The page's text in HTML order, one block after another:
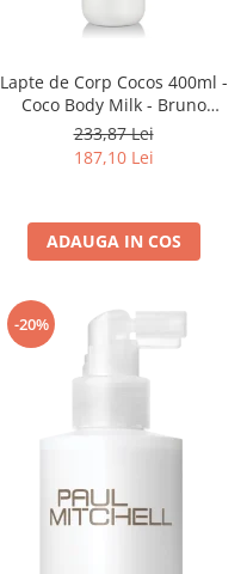
Lapte de Corp Cocos 400ml -
Coco Body Milk - Bruno
Vassari
233,87 Lei
187,10 Lei
ADAUGA IN COS
-20%